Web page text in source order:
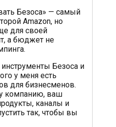
Безоса» — самый
Amazon, но
для своей
а бюджет не
Безоса и
у меня есть
для бизнесменов.
компанию, ваш
каналы и
так, чтобы вы